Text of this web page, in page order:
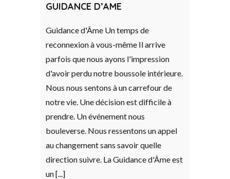
GUIDANCE D’AME
Guidance d'Âme Un temps de
reconnexion à vous-même Il arrive
parfois que nous ayons l'impression
d'avoir perdu notre boussole intérieure.
Nous nous sentons à un carrefour de
notre vie. Une décision est difficile à
prendre. Un événement nous
bouleverse. Nous ressentons un appel
au changement sans savoir quelle
direction suivre. La Guidance d'Âme est
un [...]